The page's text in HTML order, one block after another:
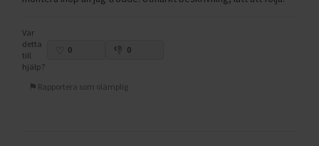
Var
detta
till
hjälp?
0 0
Rapportera som olämplig